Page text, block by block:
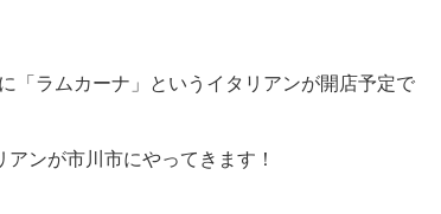
「ラムカーナ」というイタリアンが開店予定で
ンが市川市にやってきます！